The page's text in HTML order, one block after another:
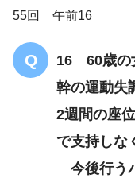
（多系統萎縮症を
歩行バランスの向
重心移動の代償
55回 午前16
16 60歳の
幹の運動失
2週間の座
で支持しな
今後行う